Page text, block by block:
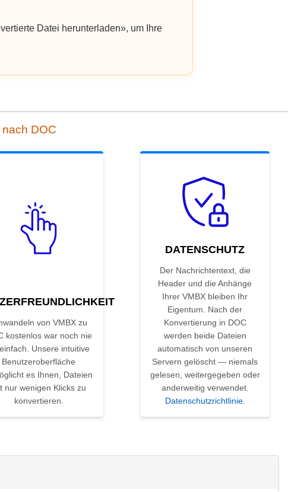
Datei herunterladen», um Ihre
DOC
von VMBX zu
kostenlos war noch nie
Unsere intuitive
Benutzeroberfläche
es Ihnen, Dateien
nur wenigen Klicks zu
konvertieren.
DATENSCHUTZ
Der Nachrichtentext, die
Header und die Anhänge
Ihrer VMBX bleiben Ihr
Eigentum. Nach der
Konvertierung in DOC
werden beide Dateien
automatisch von unseren
Servern gelöscht — niemals
gelesen, weitergegeben oder
anderweitig verwendet.
Datenschutzrichtlinie.